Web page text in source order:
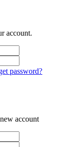
account.
password?
account